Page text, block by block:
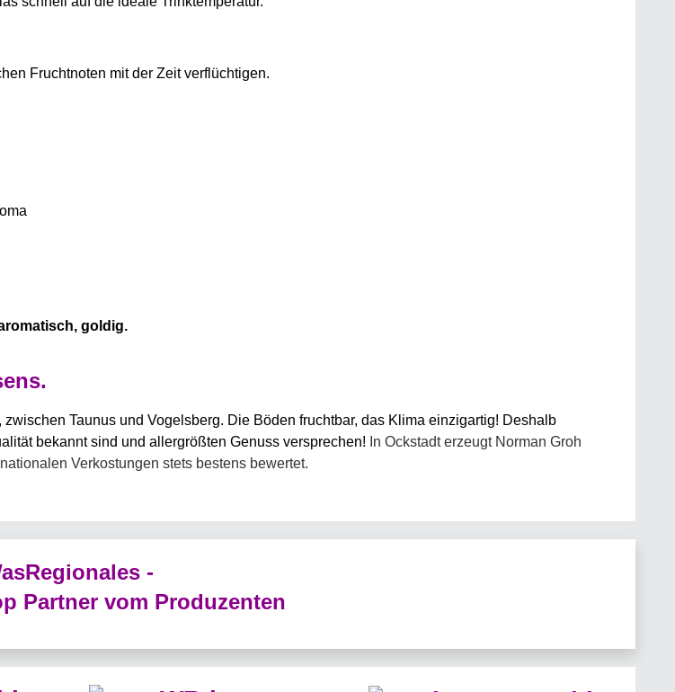
Fruchtnoten mit der Zeit verflüchtigen.
goldig.
Taunus und Vogelsberg. Die Böden fruchtbar, das Klima einzigartig! Deshalb
bekannt sind und allergrößten Genuss versprechen! In Ockstadt erzeugt Norman Groh
Verkostungen stets bestens bewertet.
-
Partner vom Produzenten